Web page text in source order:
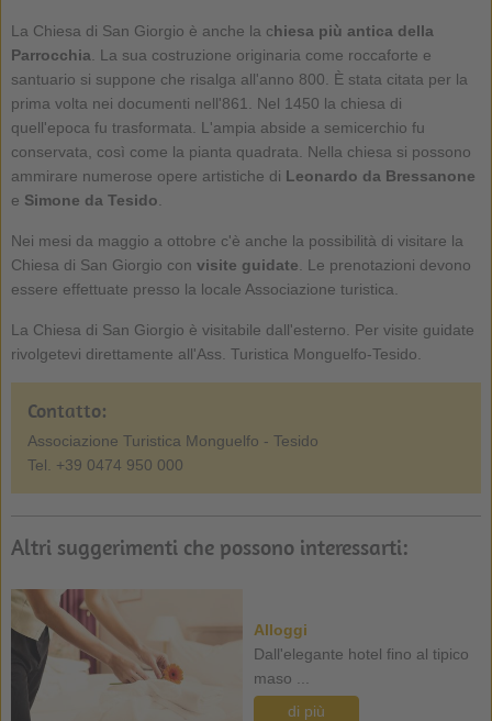
La Chiesa di San Giorgio è anche la chiesa più antica della
Parrocchia . La sua costruzione originaria come roccaforte e
santuario si suppone che risalga all'anno 800. È stata citata per la
prima volta nei documenti nell'861. Nel 1450 la chiesa di
quell'epoca fu trasformata. L'ampia abside a semicerchio fu
conservata, così come la pianta quadrata. Nella chiesa si possono
ammirare numerose opere artistiche di Leonardo da Bressanone
e Simone da Tesido
Nei mesi da maggio a ottobre c'è anche la possibilità di visitare la
Chiesa di San Giorgio con visite guidate . Le prenotazioni devono
essere effettuate presso la locale Associazione turistica.
La Chiesa di San Giorgio è visitabile dall'esterno. Per visite guidate
rivolgetevi direttamente all'Ass. Turistica Monguelfo-Tesido.
Contatto:
Associazione Turistica Monguelfo - Tesido
Tel. +39 0474 950 000
Altri suggerimenti che possono interessarti:
Alloggi
Dall'elegante hotel fino al tipico
maso ...
di più